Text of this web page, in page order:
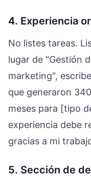
4. Experiencia
No listes tareas.
lugar de "Gestión
marketing",
que generaron
meses para [tipo
experiencia debe
gracias a mi
5. Sección de